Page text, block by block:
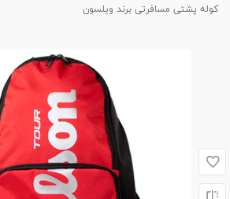
کوله پشتی مسافرتی برند ویلسون